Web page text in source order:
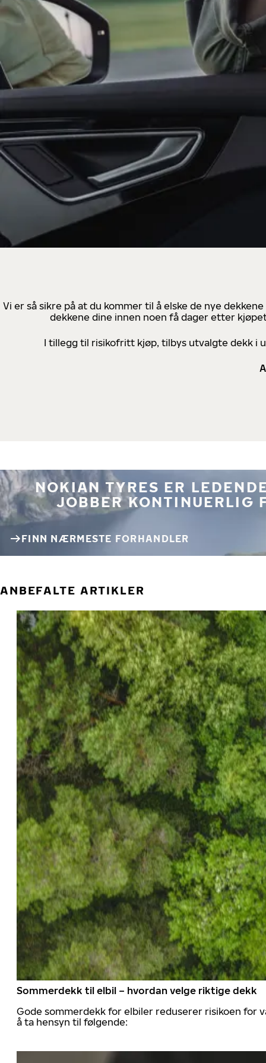
Vi er så sikre på at du kommer til å elske de nye
dekkene dine innen noen få dager etter
I tillegg til risikofritt kjøp, tilbys utvalgte dekk i
NOKIAN TYRES ER
JOBBER KONTINUERLIG
FINN NÆRMESTE FORHANDLER
ANBEFALTE ARTIKLER
Sommerdekk til elbil – hvordan velge riktige dekk
Gode sommerdekk for elbiler reduserer risikoen for
å ta hensyn til følgende: